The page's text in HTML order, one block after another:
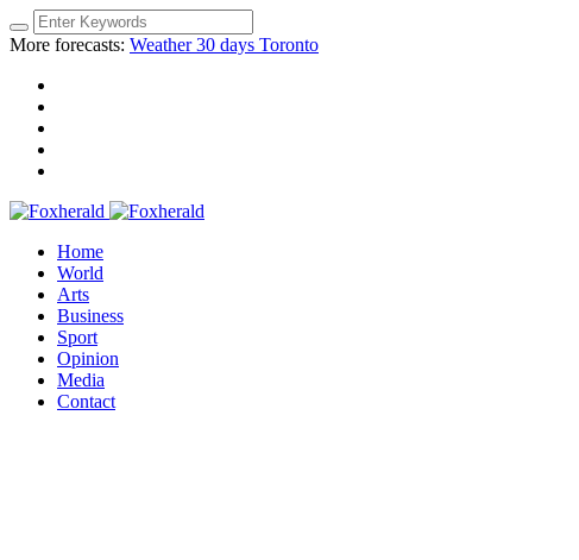
More forecasts: Weather 30 days Toronto
Home
World
Arts
Business
Sport
Opinion
Media
Contact